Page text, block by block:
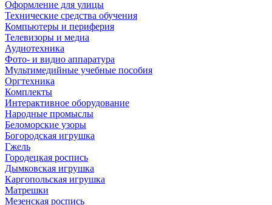
Оформление для улицы
Технические средства обучения
Компьютеры и периферия
Телевизоры и медиа
Аудиотехника
Фото- и видио аппаратура
Мультимедийные учебные пособия
Оргтехника
Комплекты
Интерактивное оборудование
Народные промыслы
Беломорские узоры
Богородская игрушка
Гжель
Городецкая роспись
Дымковская игрушка
Каргопольская игрушка
Матрешки
Мезенская роспись